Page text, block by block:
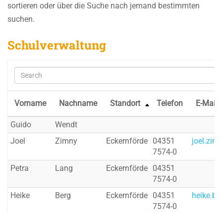
sortieren oder über die Suche nach jemand bestimmten
suchen.
Schulverwaltung
Vorname Nachname Standort Telefon E-Mail
Guido
Wendt
Joel
Zimny Eckernförde 04351
7574-0
Petra Lang Eckernförde 04351
7574-0
Heike
Berg Eckernförde 04351
7574-0